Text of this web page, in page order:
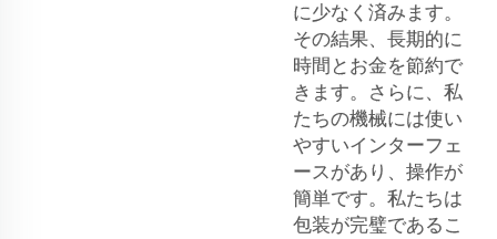
に少なく済みます。
その結果、長期的に
時間とお金を節約で
きます。さらに、私
たちの機械には使い
やすいインターフェ
ースがあり、操作が
簡単です。私たちは
包装が完璧であるこ